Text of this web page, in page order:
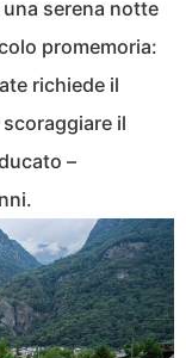
serena notte
promemoria:
richiede il
il
–